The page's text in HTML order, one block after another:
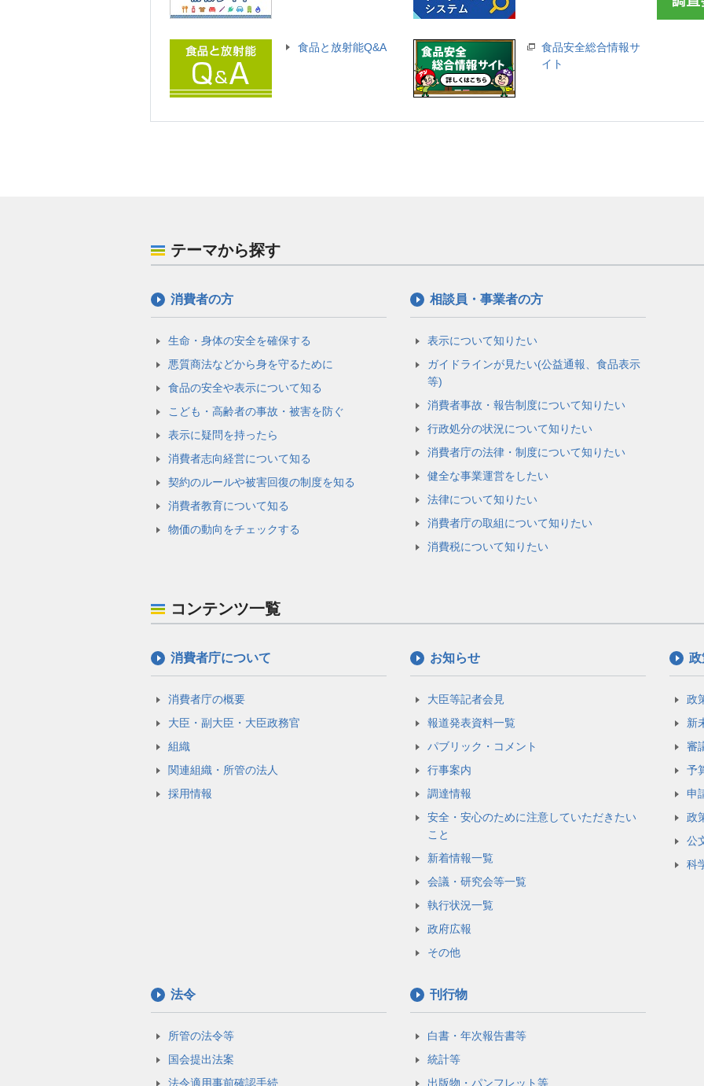
食品と放射能Q&A
食品安全総合情報サ
イト
テーマから探す
消費者の方
生命・身体の安全を確保する
悪質商法などから身を守るために
食品の安全や表示について知る
こども・高齢者の事故・被害を防ぐ
表示に疑問を持ったら
消費者志向経営について知る
契約のルールや被害回復の制度を知る
消費者教育について知る
物価の動向をチェックする
相談員・事業者の方
表示について知りたい
ガイドラインが見たい(公益通報、食品表示
等)
消費者事故・報告制度について知りたい
行政処分の状況について知りたい
消費者庁の法律・制度について知りたい
健全な事業運営をしたい
法律について知りたい
消費者庁の取組について知りたい
消費税について知りたい
コンテンツ一覧
消費者庁について
消費者庁の概要
大臣・副大臣・大臣政務官
組織
関連組織・所管の法人
採用情報
お知らせ
大臣等記者会見
報道発表資料一覧
パブリック・コメント
行事案内
調達情報
安全・安心のために注意していただきたい
こと
新着情報一覧
会議・研究会等一覧
執行状況一覧
政府広報
その他
政
政
新
審
予
申
政
公
科
法令
所管の法令等
国会提出法案
法令適用事前確認手続
刊行物
白書・年次報告書等
統計等
出版物・パンフレット等